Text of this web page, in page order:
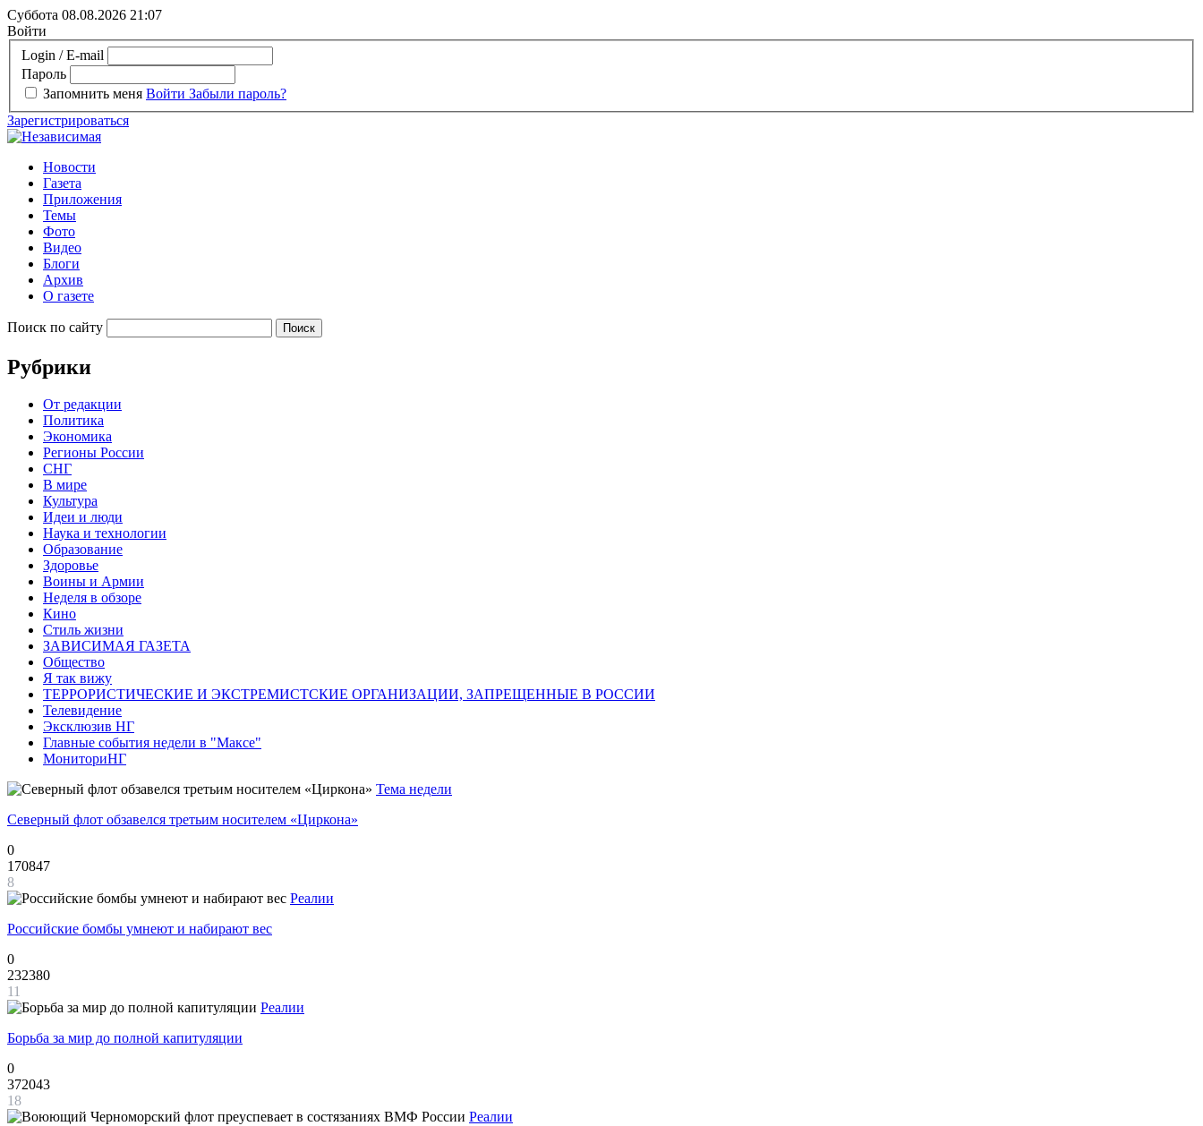
Суббота 08.08.2026 21:07
Войти
Login / E-mail
Пароль
Запомнить меня Войти Забыли пароль?
Зарегистрироваться
Новости
Газета
Приложения
Темы
Фото
Видео
Блоги
Архив
О газете
Поиск по сайту
Рубрики
От редакции
Политика
Экономика
Регионы России
СНГ
В мире
Культура
Идеи и люди
Наука и технологии
Образование
Здоровье
Воины и Армии
Неделя в обзоре
Кино
Стиль жизни
ЗАВИСИМАЯ ГАЗЕТА
Общество
Я так вижу
ТЕРРОРИСТИЧЕСКИЕ И ЭКСТРЕМИСТСКИЕ ОРГАНИЗАЦИИ, ЗАПРЕЩЕННЫЕ В РОССИИ
Телевидение
Эксклюзив НГ
Главные события недели в "Максе"
МониториНГ
Тема недели
Северный флот обзавелся третьим носителем «Циркона»
0
170847
8
Реалии
Российские бомбы умнеют и набирают вес
0
232380
11
Реалии
Борьба за мир до полной капитуляции
0
372043
18
Реалии